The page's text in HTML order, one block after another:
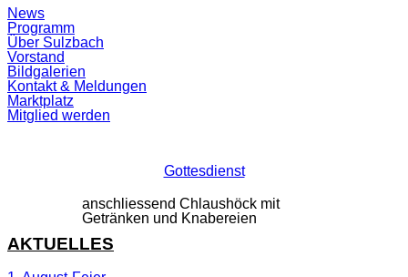
Suchfeld
ein-/ausblenden
News
Programm
Über Sulzbach
Vorstand
Bildgalerien
Kontakt & Meldungen
Marktplatz
Mitglied werden
Gottesdienst
anschliessend Chlaushöck mit
Getränken und Knabereien
AKTUELLES